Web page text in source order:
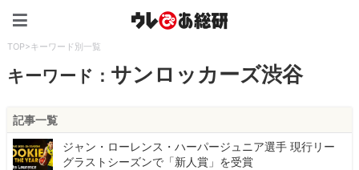
TOP>キーワード別一覧
キーワード： サンロッカーズ渋谷
記事一覧
ジャン・ローレンス・ハーパージュニア選手 現行リー
グラストシーズンで「新人賞」を受賞